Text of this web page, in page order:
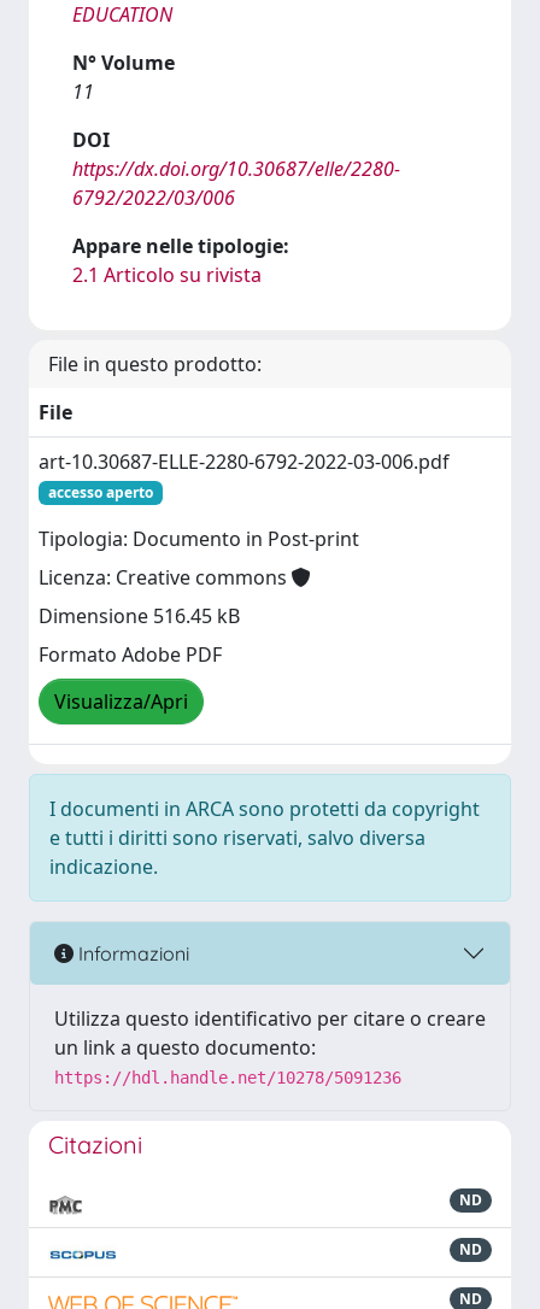
EDUCATION
N° Volume
11
DOI
https://dx.doi.org/10.30687/elle/2280-
6792/2022/03/006
Appare nelle tipologie:
2.1 Articolo su rivista
File in questo prodotto:
File
art-10.30687-ELLE-2280-6792-2022-03-006.pdf
accesso aperto
Tipologia: Documento in Post-print
Licenza: Creative commons
Dimensione 516.45 kB
Formato Adobe PDF
Visualizza/Apri
I documenti in ARCA sono protetti da copyright
e tutti i diritti sono riservati, salvo diversa
indicazione.
Informazioni
Utilizza questo identificativo per citare o creare
un link a questo documento:
https://hdl.handle.net/10278/5091236
Citazioni
ND
ND
ND